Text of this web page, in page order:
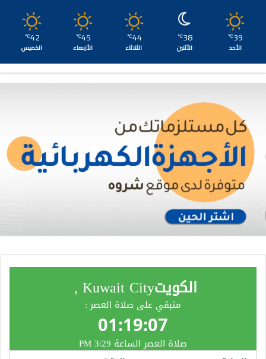
39
℃
الأحد
38
℃
الأثنين
44
℃
الثلاثاء
45
℃
الأربعاء
42
℃
الخميس